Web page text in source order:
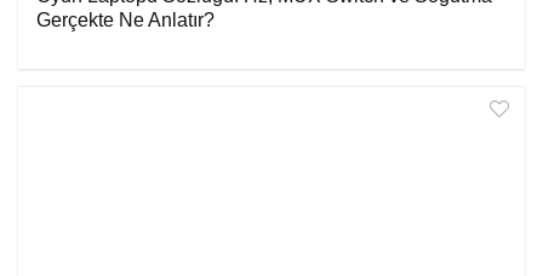
Gerçekte Ne Anlatır?